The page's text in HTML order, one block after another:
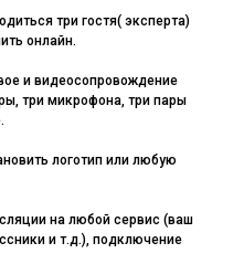
три гостя( эксперта)
онлайн.
и видеосопровождение
три микрофона, три пары
логотип или любую
на любой сервис (ваш
и т.д.), подключение